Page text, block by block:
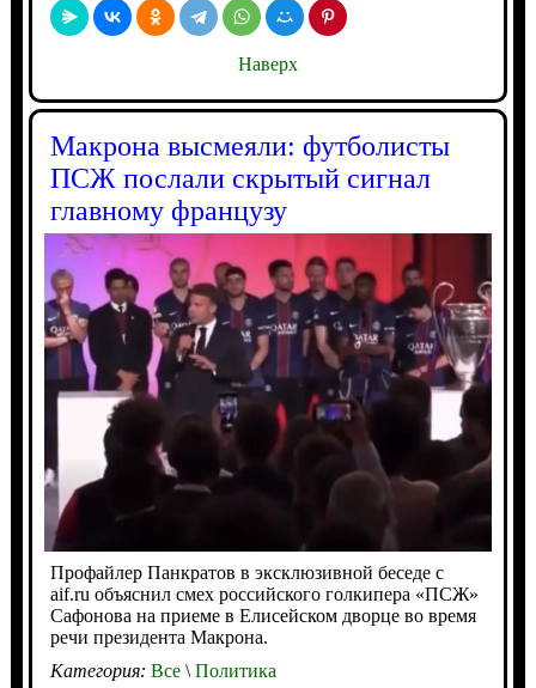
Наверх
Макрона высмеяли: футболисты
ПСЖ послали скрытый сигнал
главному французу
Профайлер Панкратов в эксклюзивной беседе с
aif.ru объяснил смех российского голкипера «ПСЖ»
Сафонова на приеме в Елисейском дворце во время
речи президента Макрона.
Категория: Все\Политика